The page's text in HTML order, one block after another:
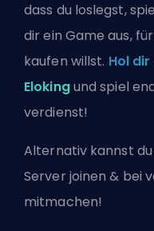
dass du loslegst,
dir ein Game aus,
kaufen willst. Hol dir
Elokingund spiel
verdienst!
Alternativ kannst
Server joinen & bei
mitmachen!